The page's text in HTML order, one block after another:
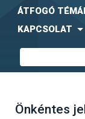
ÁTFOGÓ
KAPCSOLAT
Önkéntes